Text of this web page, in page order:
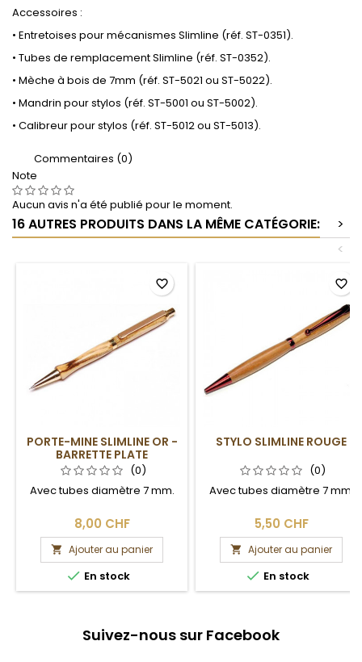
Accessoires :
• Entretoises pour mécanismes Slimline (réf. ST-0351).
• Tubes de remplacement Slimline (réf. ST-0352).
• Mèche à bois de 7mm (réf. ST-5021 ou ST-5022).
• Mandrin pour stylos (réf. ST-5001 ou ST-5002).
• Calibreur pour stylos (réf. ST-5012 ou ST-5013).
Commentaires (0)
Note
Aucun avis n'a été publié pour le moment.
16 AUTRES PRODUITS DANS LA MÊME CATÉGORIE:
>
<
PORTE-MINE SLIMLINE OR -
BARRETTE PLATE
(0)
Avec tubes diamètre 7 mm.
8,00 CHF
 Ajouter au panier
 En stock
favorite_border
STYLO SLIMLINE ROUGE
(0)
Avec tubes diamètre 7 mm.
5,50 CHF
 Ajouter au panier
 En stock
favorite_border
Suivez-nous sur Facebook